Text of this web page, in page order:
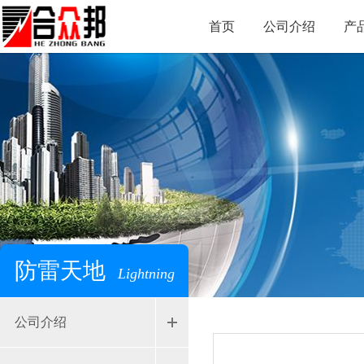
首页 公司介绍 产
防雷天地 Lightning
公司介绍